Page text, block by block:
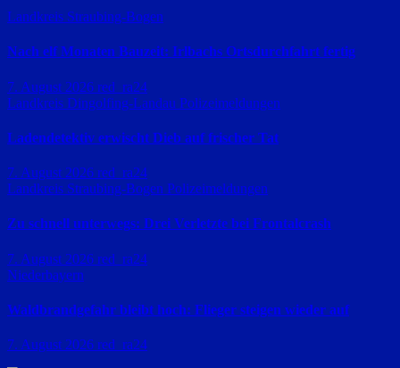
Landkreis Straubing-Bogen
Nach elf Monaten Bauzeit: Irlbachs Ortsdurchfahrt fertig
7. August 2026 red_ra24
Landkreis Dingolfing-Landau Polizeimeldungen
Ladendetektiv erwischt Dieb auf frischer Tat
7. August 2026 red_ra24
Landkreis Straubing-Bogen Polizeimeldungen
Zu schnell unterwegs: Drei Verletzte bei Frontalcrash
7. August 2026 red_ra24
Niederbayern
Waldbrandgefahr bleibt hoch: Flieger steigen wieder auf
7. August 2026 red_ra24